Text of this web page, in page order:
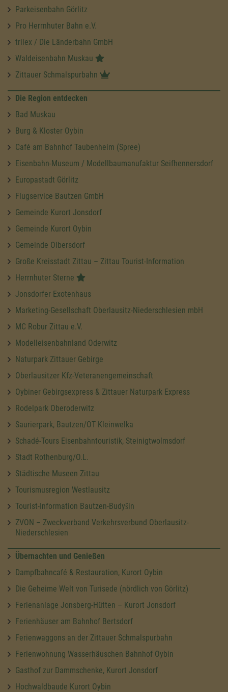
Parkeisenbahn Görlitz
Pro Herrnhuter Bahn e.V.
trilex / Die Länderbahn GmbH
Waldeisenbahn Muskau
Zittauer Schmalspurbahn
Die Region entdecken
Bad Muskau
Burg & Kloster Oybin
Café am Bahnhof Taubenheim (Spree)
Eisenbahn-Museum / Modellbaumanufaktur Seifhennersdorf
Europastadt Görlitz
Flugservice Bautzen GmbH
Gemeinde Kurort Jonsdorf
Gemeinde Kurort Oybin
Gemeinde Olbersdorf
Große Kreisstadt Zittau – Zittau Tourist-Information
Herrnhuter Sterne
Jonsdorfer Exotenhaus
Marketing-Gesellschaft Oberlausitz-Niederschlesien mbH
MC Robur Zittau e.V.
Modelleisenbahnland Oderwitz
Naturpark Zittauer Gebirge
Oberlausitzer Kfz-Veteranengemeinschaft
Oybiner Gebirgsexpress & Zittauer Naturpark Express
Rodelpark Oberoderwitz
Saurierpark, Bautzen/OT Kleinwelka
Schadé-Tours Eisenbahntouristik, Steinigtwolmsdorf
Stadt Rothenburg/O.L.
Städtische Museen Zittau
Tourismusregion Westlausitz
Tourist-Information Bautzen-Budyšin
ZVON – Zweckverband Verkehrsverbund Oberlausitz-
Niederschlesien
Übernachten und Genießen
Dampfbahncafé & Restauration, Kurort Oybin
Die Geheime Welt von Turisede (nördlich von Görlitz)
Ferienanlage Jonsberg-Hütten – Kurort Jonsdorf
Ferienhäuser am Bahnhof Bertsdorf
Ferienwaggons an der Zittauer Schmalspurbahn
Ferienwohnung Wasserhäuschen Bahnhof Oybin
Gasthof zur Dammschenke, Kurort Jonsdorf
Hochwaldbaude Kurort Oybin